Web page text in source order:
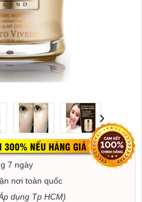
›
7 ngày
nơi toàn quốc
dụng Tp HCM)